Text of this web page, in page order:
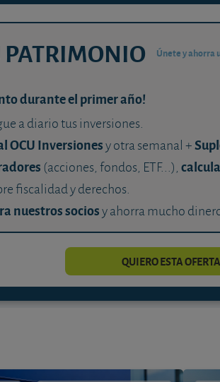
PATRIMONIO Únete y ahorra
durante el primer año!
a diario tus inversiones.
OCU Inversionesy otra semanal +
(acciones, fondos, ETF...),
fiscalidad y derechos.
nuestros sociosy ahorra mucho
QUIERO ESTA